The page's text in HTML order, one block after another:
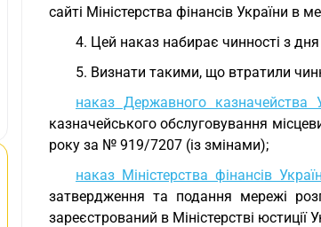
сайті Міністерства фінансів України в
4. Цей наказ набирає чинності з
5. Визнати такими, що втратили
наказ Державного
казначейського обслуговування
року за № 919/7207 (із змінами);
наказ Міністерства фінансів
затвердження та подання мережі
зареєстрований в Міністерстві